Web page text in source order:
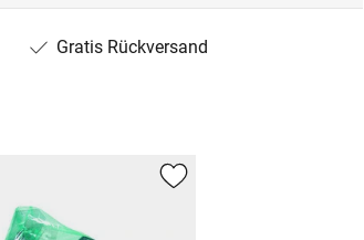
Gratis Rückversand